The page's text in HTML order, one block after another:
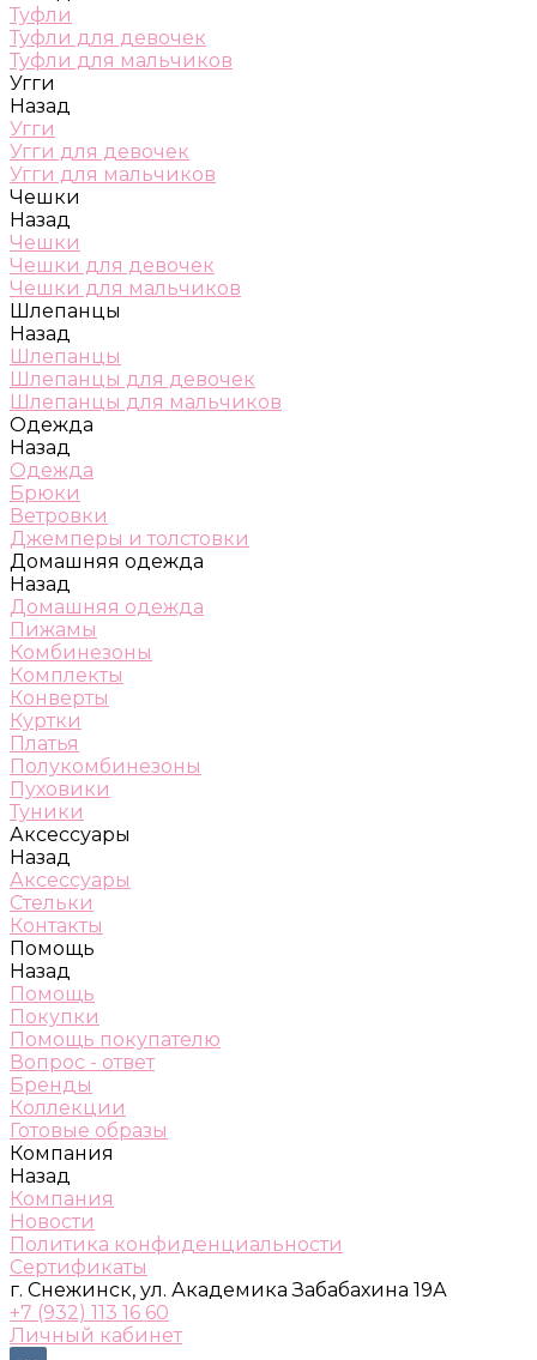
Туфли
Туфли для девочек
Туфли для мальчиков
Угги
Назад
Угги
Угги для девочек
Угги для мальчиков
Чешки
Назад
Чешки
Чешки для девочек
Чешки для мальчиков
Шлепанцы
Назад
Шлепанцы
Шлепанцы для девочек
Шлепанцы для мальчиков
Одежда
Назад
Одежда
Брюки
Ветровки
Джемперы и толстовки
Домашняя одежда
Назад
Домашняя одежда
Пижамы
Комбинезоны
Комплекты
Конверты
Куртки
Платья
Полукомбинезоны
Пуховики
Туники
Аксессуары
Назад
Аксессуары
Стельки
Контакты
Помощь
Назад
Помощь
Покупки
Помощь покупателю
Вопрос - ответ
Бренды
Коллекции
Готовые образы
Компания
Назад
Компания
Новости
Политика конфиденциальности
Сертификаты
г. Снежинск, ул. Академика Забабахина 19А
+7 (932) 113 16 60
Личный кабинет